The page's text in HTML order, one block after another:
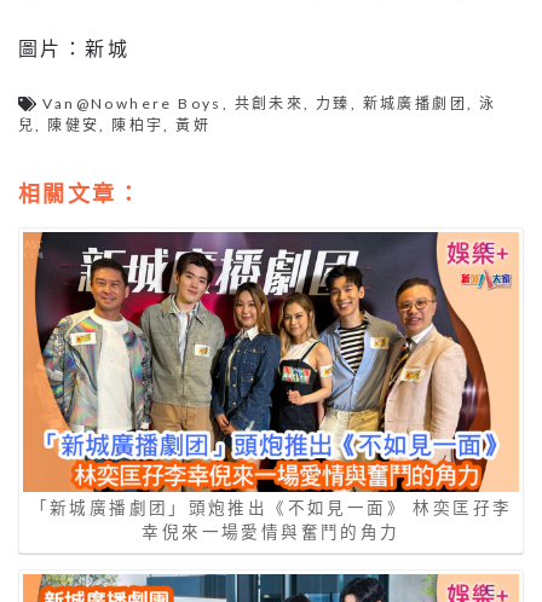
圖片：新城
Van@Nowhere Boys , 共創未來, 力臻 , 新城廣播劇团, 泳
兒, 陳健安, 陳柏宇,黃妍
相關文章：
「新城廣播劇团」頭炮推出《不如見一面》 林奕匡孖李
幸倪來一場愛情與奮鬥的角力